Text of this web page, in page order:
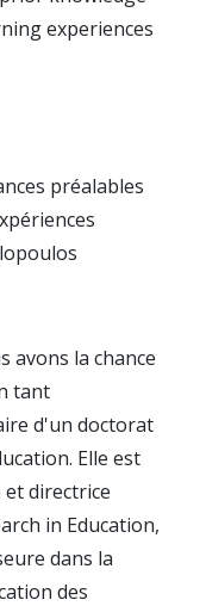
experiences
préalables
avons la chance
tant
d'un doctorat
Elle est
directrice
in Education,
dans la
des